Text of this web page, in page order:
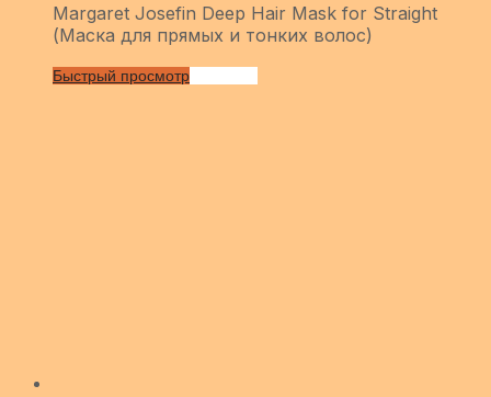
Margaret Josefin Deep Hair Mask for Straight
(Маска для прямых и тонких волос)
Быстрый просмотр